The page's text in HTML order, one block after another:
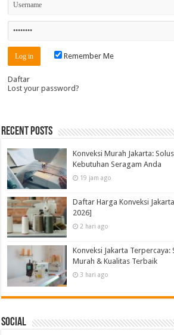
Remember Me
Daftar
Lost your password?
Recent Posts
Konveksi Murah Jakarta:
Kebutuhan Seragam Anda
19 jam ago
Daftar Harga Konveksi
2026]
2 hari ago
Konveksi Jakarta Terpercaya:
Murah & Kualitas Terbaik
3 hari ago
Social